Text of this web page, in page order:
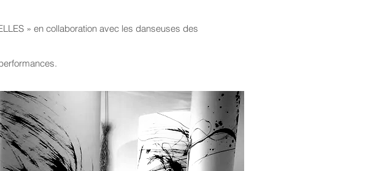
» en collaboration avec les danseuses des
de Colette